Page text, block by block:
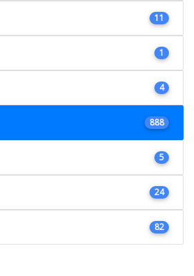
11
1
4
888
5
24
82